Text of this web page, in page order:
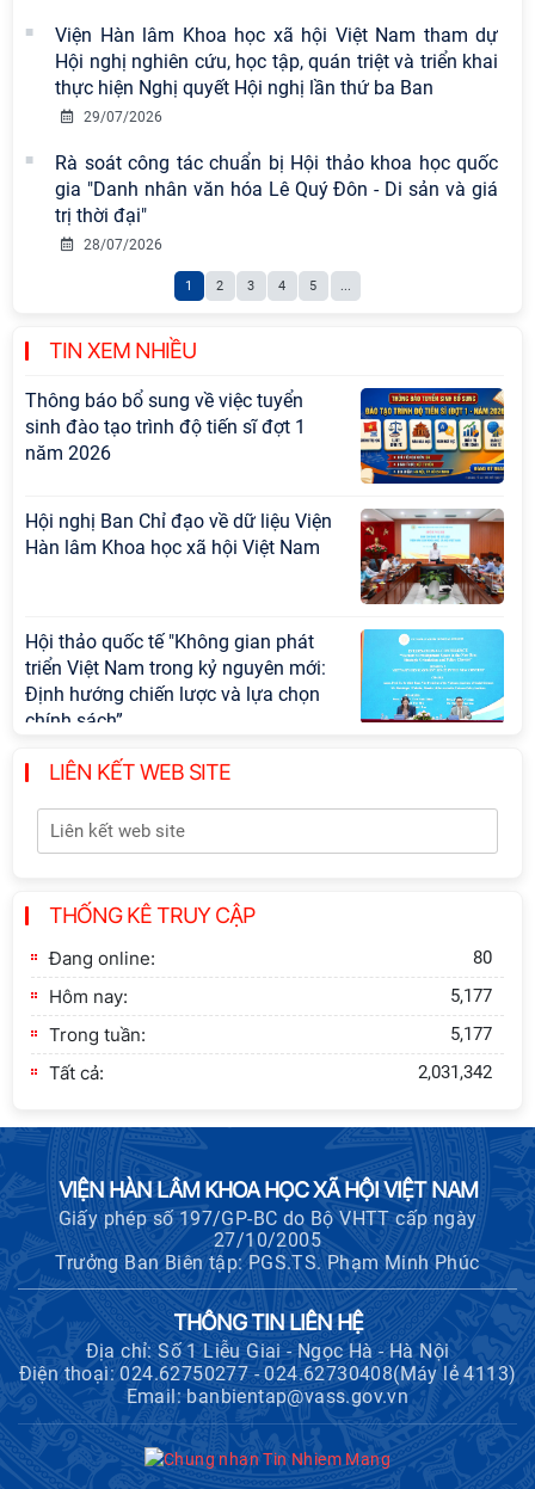
Viện Hàn lâm Khoa học xã hội Việt Nam tham dự
Hội nghị nghiên cứu, học tập, quán triệt và triển khai
thực hiện Nghị quyết Hội nghị lần thứ ba Ban
29/07/2026
Rà soát công tác chuẩn bị Hội thảo khoa học quốc
gia "Danh nhân văn hóa Lê Quý Đôn - Di sản và giá
trị thời đại"
28/07/2026
1 2 3 4 5 ...
TIN XEM NHIỀU
giai đoạn phát triển mới
Hội thảo khoa học quốc tế “Không
gian phát triển Việt Nam trong kỷ
và lựa chọn chính sách” sẽ diễn ra
vào thứ ba, ngày 28/7/2026
Hội nghị Lãnh đạo Viện Hàn lâm
Khoa học xã hội Việt Nam làm việc
với Ban Chủ nhiệm các Chương trình
cấp Bộ
Thông báo bổ sung về việc tuyển
sinh đào tạo trình độ tiến sĩ đợt 1
năm 2026
Hội nghị Ban Chỉ đạo về dữ liệu Viện
Hàn lâm Khoa học xã hội Việt Nam
Hội thảo quốc tế "Không gian phát
triển Việt Nam trong kỷ nguyên mới:
Định hướng chiến lược và lựa chọn
chính sách”
Khai quật công trường khai thác đá
Tôn
Viện Hàn lâm Khoa học xã hội Việt
Nam và Tỉnh ủy Cao Bằng
LIÊN KẾT WEB SITE
THỐNG KÊ TRUY CẬP
Đang online: 80
Hôm nay: 5,177
Trong tuần: 5,177
Tất cả: 2,031,342
VIỆN HÀN LÂM KHOA HỌC XÃ HỘI VIỆT NAM
Giấy phép số 197/GP-BC do Bộ VHTT cấp ngày
27/10/2005
Trưởng Ban Biên tập: PGS.TS. Phạm Minh Phúc
THÔNG TIN LIÊN HỆ
Địa chỉ: Số 1 Liễu Giai - Ngọc Hà - Hà Nội
Điện thoại: 024.62750277 - 024.62730408(Máy lẻ 4113)
Email: banbientap@vass.gov.vn